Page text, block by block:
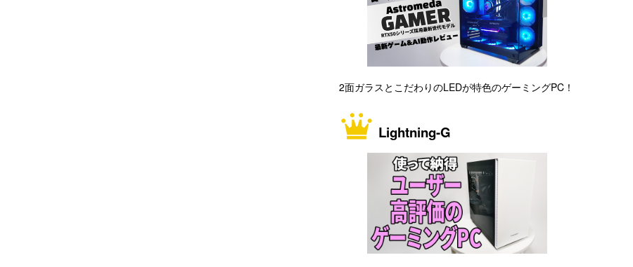
2面ガラスとこだわりのLEDが特色のゲーミングPC！
Lightning-G